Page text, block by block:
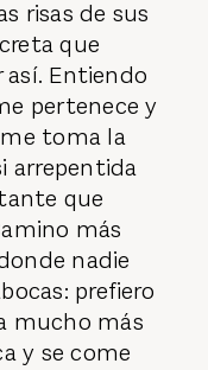
risas de sus
que
así. Entiendo
pertenece y
toma la
arrepentida
que
más
nadie
prefiero
mucho más
y se come